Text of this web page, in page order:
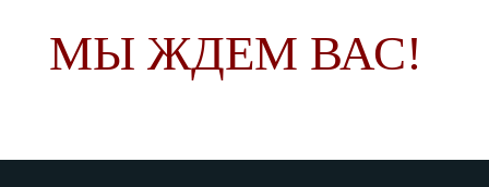
МЫ ЖДЕМ ВАС!